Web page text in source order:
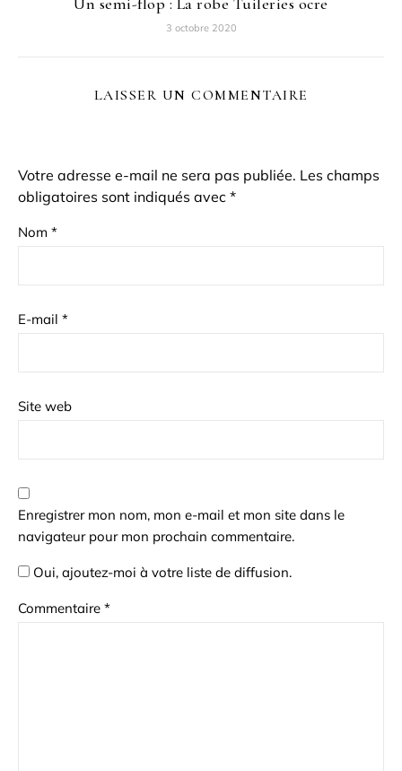
3 octobre 2020
LAISSER UN COMMENTAIRE
Votre adresse e-mail ne sera pas publiée. Les champs
obligatoires sont indiqués avec *
Nom *
E-mail *
Site web
Enregistrer mon nom, mon e-mail et mon site dans le
navigateur pour mon prochain commentaire.
Oui, ajoutez-moi à votre liste de diffusion.
Commentaire *